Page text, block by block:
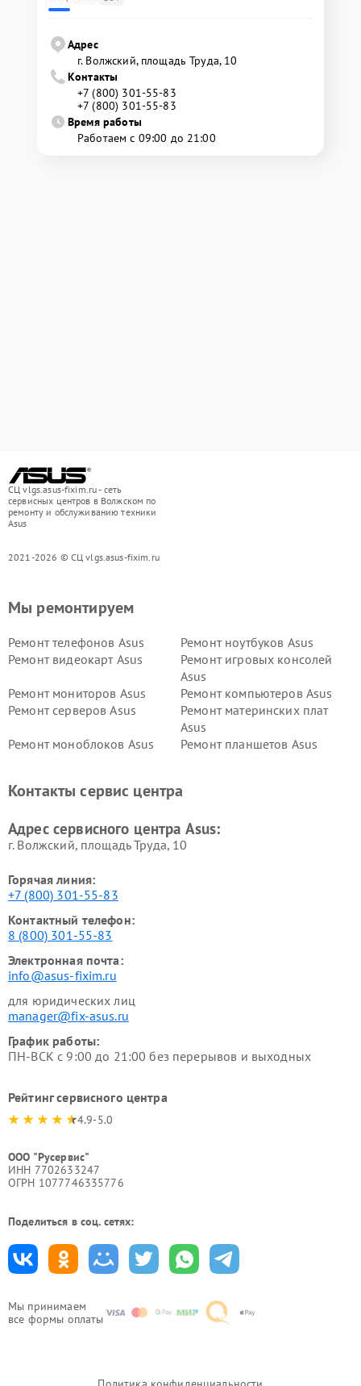
Адрес
г. Волжский, площадь Труда, 10
Контакты
+7 (800) 301-55-83
+7 (800) 301-55-83
Время работы
Работаем с 09:00 до 21:00
СЦ vlgs.asus-fixim.ru - сеть
сервисных центров в Волжском по
ремонту и обслуживанию техники
Asus
2021-2026 © СЦ vlgs.asus-fixim.ru
Мы принимаем
все формы оплаты
Мы ремонтируем
Ремонт телефонов Asus
Ремонт ноутбуков Asus
Ремонт видеокарт Asus
Ремонт игровых консолей
Asus
Ремонт мониторов Asus
Ремонт компьютеров Asus
Ремонт серверов Asus
Ремонт материнских плат
Asus
Ремонт моноблоков Asus
Ремонт планшетов Asus
Контакты сервис центра
Адрес сервисного центра Asus:
г. Волжский, площадь Труда, 10
Горячая линия:
+7 (800) 301-55-83
Контактный телефон:
8 (800) 301-55-83
Электронная почта:
info@asus-fixim.ru
для юридических лиц
manager@fix-asus.ru
График работы:
ПН-ВСК с 9:00 до 21:00 без перерывов и выходных
Рейтинг сервисного центра
4.9-5.0
ООО "Русервис"
ИНН 7702633247
ОГРН 1077746335776
Поделиться в соц. сетях: